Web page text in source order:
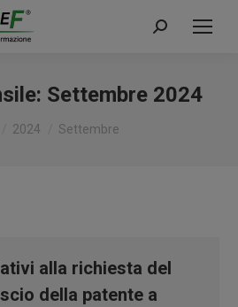
Cerca:
Settembre 2024
2024 Settembre
alla richiesta del
della patente a